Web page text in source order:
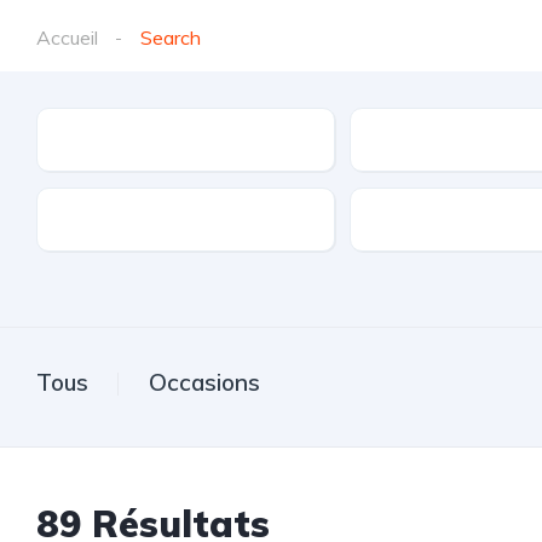
Accueil Search
Tous Occasions
89 Résultats